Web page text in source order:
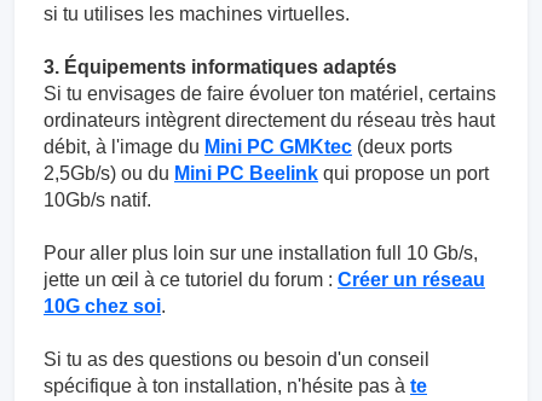
si tu utilises les machines virtuelles.
3. Équipements informatiques adaptés
Si tu envisages de faire évoluer ton matériel, certains
ordinateurs intègrent directement du réseau très haut
débit, à l'image du Mini PC GMKtec (deux ports
2,5Gb/s) ou du Mini PC Beelink qui propose un port
10Gb/s natif.
Pour aller plus loin sur une installation full 10 Gb/s,
jette un œil à ce tutoriel du forum : Créer un réseau
10G chez soi.
Si tu as des questions ou besoin d'un conseil
spécifique à ton installation, n'hésite pas à te